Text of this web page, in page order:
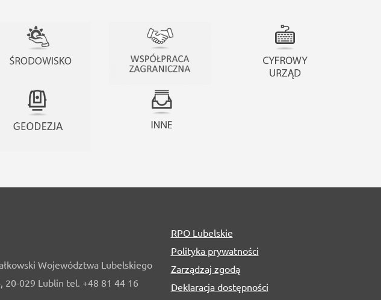
Województwa Lubelskiego
029 Lublin tel. +48 81 44 16
RPO Lubelskie
Polityka prywatności
Zarządzaj zgodą
Deklaracja dostępności